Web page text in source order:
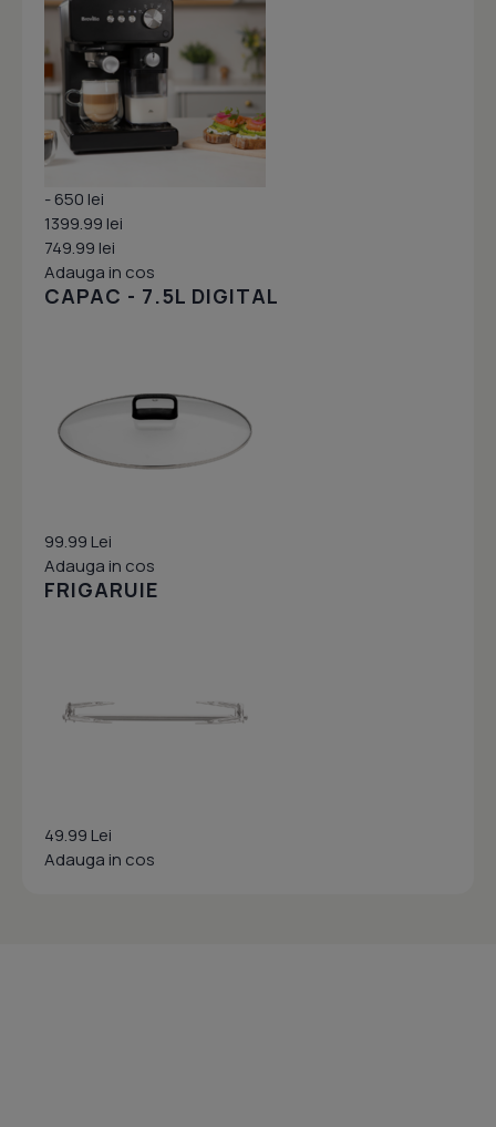
- 650 lei
1399.99 lei
749.99 lei
Adauga in cos
CAPAC - 7.5L DIGITAL
99.99 Lei
Adauga in cos
FRIGARUIE
49.99 Lei
Adauga in cos